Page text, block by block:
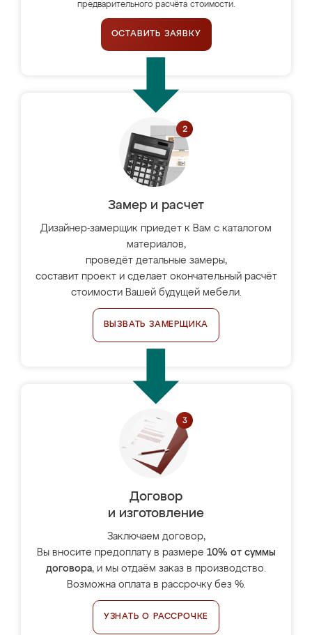
предварительного расчёта стоимости.
ОСТАВИТЬ ЗАЯВКУ
Замер и расчет
Дизайнер-замерщик приедет к Вам с каталогом
материалов,
проведёт детальные замеры,
составит проект и сделает окончательный расчёт
стоимости Вашей будущей мебели.
ВЫЗВАТЬ ЗАМЕРЩИКА
Договор
и изготовление
Заключаем договор,
Вы вносите предоплату в размере 10% от суммы
договора, и мы отдаём заказ в производство.
Возможна оплата в рассрочку без %.
УЗНАТЬ О РАССРОЧКЕ